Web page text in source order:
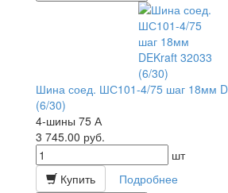
Шина соед. ШС101-4/75 шаг 18мм
(6/30)
4-шины 75 А
3 745.00 руб.
шт
Купить
Подробнее